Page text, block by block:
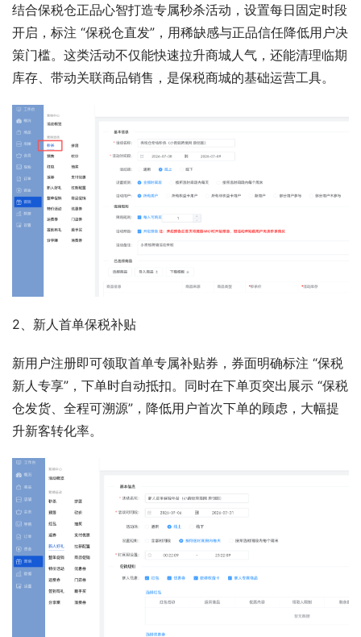
结合保税仓正品心智打造专属秒杀活动，设置每日固定时段
开启，标注 “保税仓直发”，用稀缺感与正品信任降低用户决
策门槛。这类活动不仅能快速拉升商城人气，还能清理临期
库存、带动关联商品销售，是保税商城的基础运营工具。
2、新人首单保税补贴
新用户注册即可领取首单专属补贴券，券面明确标注 “保税
新人专享”，下单时自动抵扣。同时在下单页突出展示 “保税
仓发货、全程可溯源”，降低用户首次下单的顾虑，大幅提
升新客转化率。